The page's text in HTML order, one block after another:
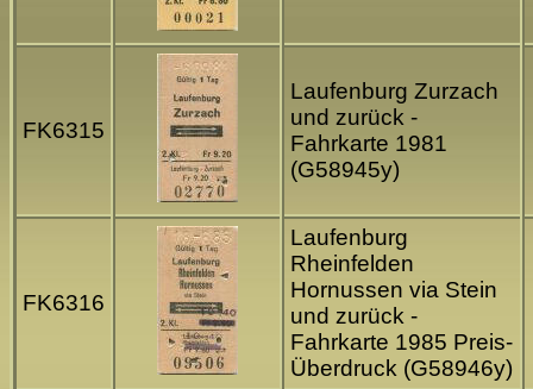
FK6315
Laufenburg Zurzach
und zurück -
Fahrkarte 1981
(G58945y)
FK6316
Laufenburg
Rheinfelden
Hornussen via Stein
und zurück -
Fahrkarte 1985 Preis-
Überdruck (G58946y)